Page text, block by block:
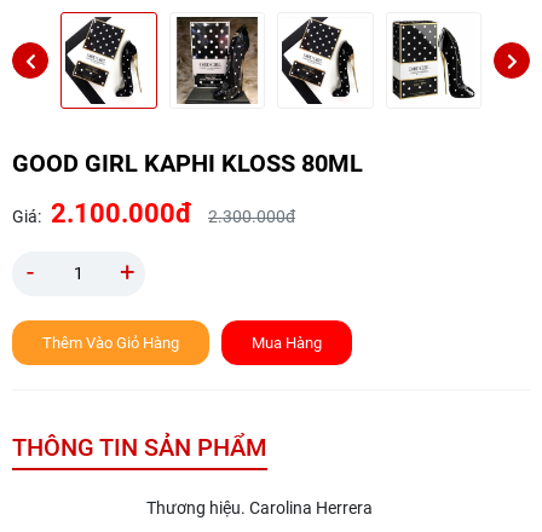
GOOD GIRL KAPHI KLOSS 80ML
Giá: 2.100.000đ 2.300.000đ
- +
Thêm Vào Giỏ Hàng Mua Hàng
THÔNG TIN SẢN PHẨM
Thương hiệu. Carolina Herrera